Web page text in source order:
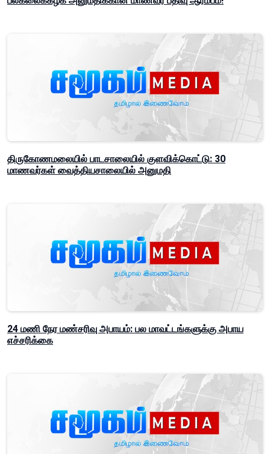
திருகோணமலையில் பாடசாலையில் குளவிக்கொட்டு: 30
மாணவர்கள் வைத்தியசாலையில் அனுமதி
24 மணி நேர மண்சரிவு அபாயம்: பல மாவட்டங்களுக்கு அபாய
எச்சரிக்கை